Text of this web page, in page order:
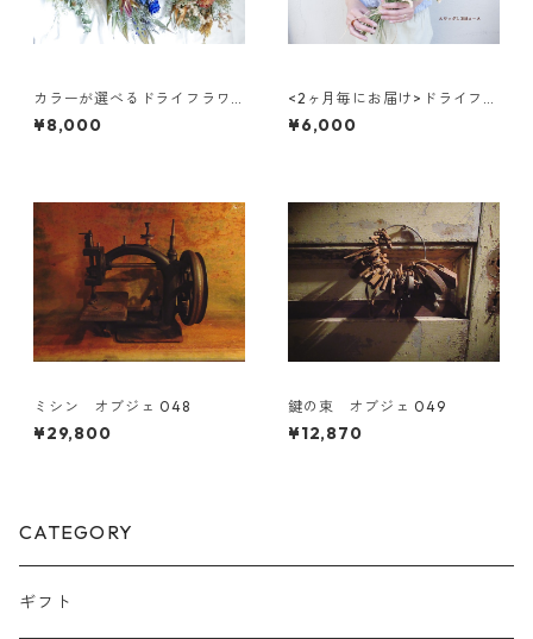
カラーが選べるドライフラワ
ースワッグL
¥8,000
<2ヶ月毎にお届け>ドライフラ
ワーのスワッグ(L) 3回コース
¥6,000
ミシン オブジェ 048
¥29,800
鍵の束 オブジェ 049
¥12,870
CATEGORY
ギフト